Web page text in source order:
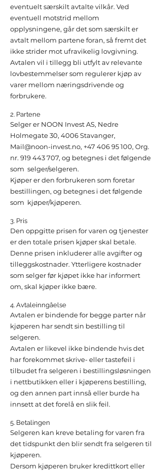
eventuelt særskilt avtalte vilkår. Ved
eventuell motstrid mellom
opplysningene, går det som særskilt er
avtalt mellom partene foran, så fremt det
ikke strider mot ufravikelig lovgivning.
Avtalen vil i tillegg bli utfylt av relevante
lovbestemmelser som regulerer kjøp av
varer mellom næringsdrivende og
forbrukere.
2. Partene
Selger er NOON Invest AS, Nedre
Holmegate 30, 4006 Stavanger,
Mail@noon-invest.no, +47 406 95 100, Org.
nr. 919 443 707, og betegnes i det følgende
som selger/selgeren.
Kjøper er den forbrukeren som foretar
bestillingen, og betegnes i det følgende
som kjøper/kjøperen.
3. Pris
Den oppgitte prisen for varen og tjenester
er den totale prisen kjøper skal betale.
Denne prisen inkluderer alle avgifter og
tilleggskostnader. Ytterligere kostnader
som selger før kjøpet ikke har informert
om, skal kjøper ikke bære.
4. Avtaleinngåelse
Avtalen er bindende for begge parter når
kjøperen har sendt sin bestilling til
selgeren.
Avtalen er likevel ikke bindende hvis det
har forekommet skrive- eller tastefeil i
tilbudet fra selgeren i bestillingsløsningen
i nettbutikken eller i kjøperens bestilling,
og den annen part innså eller burde ha
innsett at det forelå en slik feil.
5. Betalingen
Selgeren kan kreve betaling for varen fra
det tidspunkt den blir sendt fra selgeren til
kjøperen.
Dersom kjøperen bruker kredittkort eller